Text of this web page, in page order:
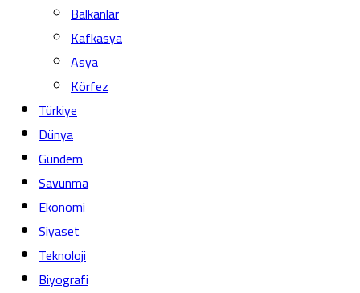
Balkanlar
Kafkasya
Asya
Körfez
Türkiye
Dünya
Gündem
Savunma
Ekonomi
Siyaset
Teknoloji
Biyografi